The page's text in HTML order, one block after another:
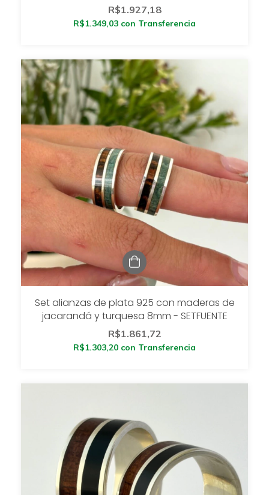
R$1.927,18
R$1.349,03 con Transferencia
Set alianzas de plata 925 con maderas de
jacarandá y turquesa 8mm - SETFUENTE
R$1.861,72
R$1.303,20 con Transferencia